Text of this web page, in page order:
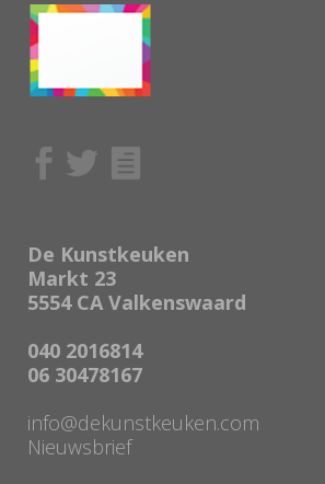
De Kunstkeuken
Markt 23
5554 CA Valkenswaard
040 2016814
06 30478167
info@dekunstkeuken.com
Nieuwsbrief